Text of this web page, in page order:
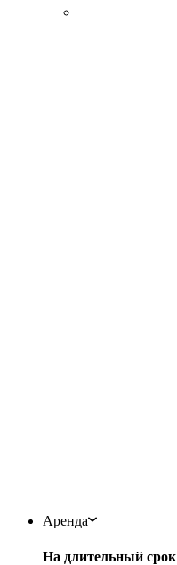
Аренда
На длительный срок